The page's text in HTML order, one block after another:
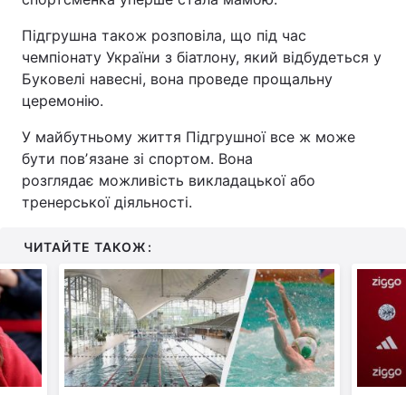
Підгрушна також розповіла, що під час
чемпіонату України з біатлону, який відбудеться у
Буковелі навесні, вона проведе прощальну
церемонію.
У майбутньому життя Підгрушної все ж може
бути повʼязане зі спортом. Вона
розглядає можливість викладацької або
тренерської діяльності.
ЧИТАЙТЕ ТАКОЖ: